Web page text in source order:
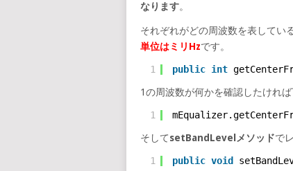
なります。
それぞれがどの周波数を表してい
単位はミリHzです。
1 public int
1の周波数が何かを確認したけれ
1
そしてsetBandLevelメソッドで
1 public void